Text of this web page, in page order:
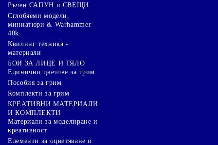
Ръчен САПУН и СВЕЩИ
Сглобяеми модели,
миниатюри & Warhammer
40k
Квилинг техника -
материали
БОИ ЗА ЛИЦЕ И ТЯЛО
Единични цветове за грим
Пособия за грим
Комплекти за грим
КРЕАТИВНИ МАТЕРИАЛИ
И КОМПЛЕКТИ
Mатериали за моделиране и
креативност
Елементи за оцветяване и